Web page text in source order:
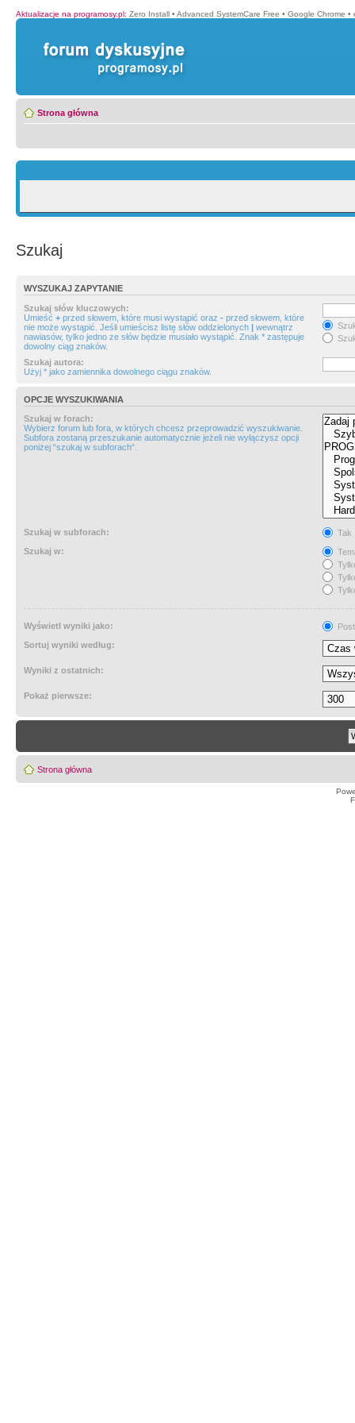
Aktualizacje na programosy.pl: Zero Install • Advanced SystemCare Free • Google Chrome •
Strona główna
Szukaj
WYSZUKAJ ZAPYTANIE
Szukaj słów kluczowych:
Umieść + przed słowem, które musi wystąpić oraz - przed słowem, które
nie może wystąpić. Jeśli umieścisz listę słów oddzielonych | wewnątrz
nawiasów, tylko jedno ze słów będzie musiało wystąpić. Znak * zastępuje
dowolny ciąg znaków.
Szukaj autora:
Użyj * jako zamiennika dowolnego ciągu znaków.
OPCJE WYSZUKIWANIA
Szukaj w forach:
Wybierz forum lub fora, w których chcesz przeprowadzić wyszukiwanie.
Subfora zostaną przeszukanie automatycznie jeżeli nie wyłączysz opcji
poniżej “szukaj w subforach“.
Szukaj w subforach:
Tak
Szukaj w:
Wyświetl wyniki jako:
Sortuj wyniki według:
Wyniki z ostatnich:
Pokaż pierwsze:
Strona główna